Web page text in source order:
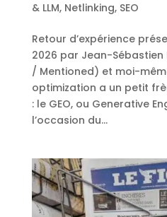
& LLM, Netlinking, SEO
Retour d’expérience
2026 par Jean-
/ Mentioned) et moi-
optimization a un petit
: le GEO, ou Generative
l’occasion du...